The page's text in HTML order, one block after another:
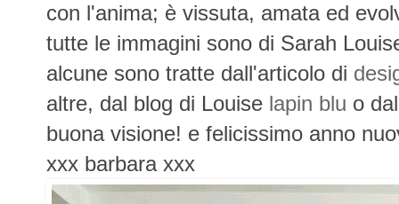
con l'anima; è vissuta, amata ed
tutte le immagini sono di Sarah
alcune sono tratte dall'articolo di
altre, dal blog di Louise lapin blu o
buona visione! e felicissimo anno
xxx barbara xxx